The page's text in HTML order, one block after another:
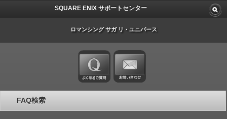
SQUARE ENIX サポートセンター
ロマンシング サガ リ・ユニバース
FAQ検索